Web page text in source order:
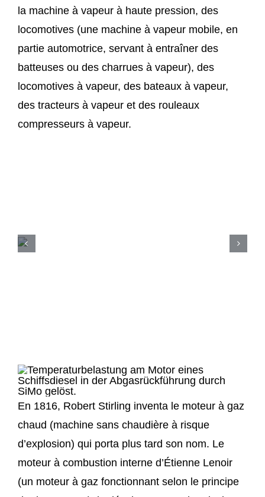
la machine à vapeur à haute pression, des
locomotives (une machine à vapeur mobile, en
partie automotrice, servant à entraîner des
batteuses ou des charrues à vapeur), des
locomotives à vapeur, des bateaux à vapeur,
des tracteurs à vapeur et des rouleaux
compresseurs à vapeur.
En 1816, Robert Stirling inventa le moteur à gaz
chaud (machine sans chaudière à risque
d’explosion) qui porta plus tard son nom. Le
moteur à combustion interne d’Étienne Lenoir
(un moteur à gaz fonctionnant selon le principe